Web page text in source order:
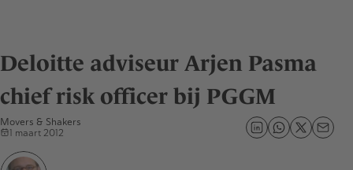
Deloitte adviseur Arjen Pasma
chief risk officer bij PGGM
Movers & Shakers
1 maart 2012